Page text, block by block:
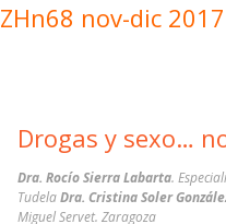
ZHn68 nov-dic
Drogas y sexo…
Dra. Rocío Sierra Labarta.
TudelaDra. Cristina Soler
Miguel Servet. Zaragoza